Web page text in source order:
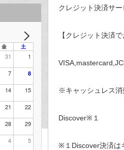
クレジット決済サ
【クレジット決済
※キャッシュレス消
Discover※１
※１Discover決済は
金 土
31 1
7 8
14 15
21 22
28 29
4 5